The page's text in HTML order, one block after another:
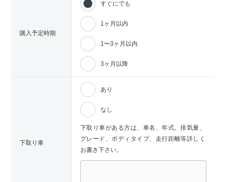
購入予定時期
すぐにでも
1ヶ月以内
1〜3ヶ月以内
3ヶ月以降
下取り車
あり
なし
下取り車がある方は、車名、年式、排気量、
グレード、ボディタイプ、走行距離等詳しく
お書き下さい。